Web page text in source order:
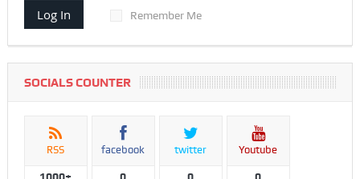
Log In Remember Me
SOCIALS COUNTER
RSS
1000+
facebook
0
twitter
0
Youtube
0